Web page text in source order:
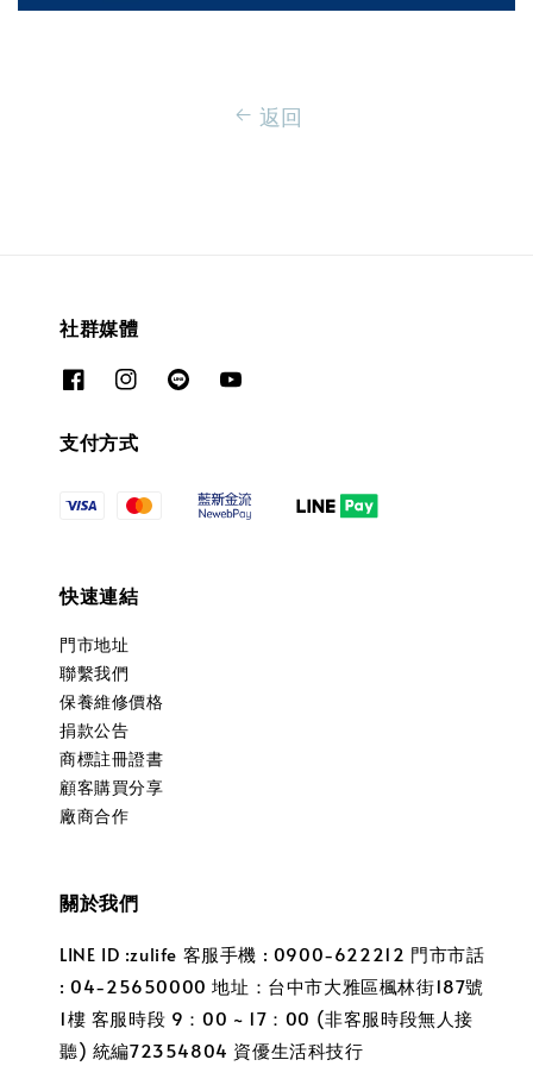
返回
社群媒體
支付方式
快速連結
門市地址
聯繫我們
保養維修價格
捐款公告
商標註冊證書
顧客購買分享
廠商合作
關於我們
LINE ID :zulife 客服手機 : 0900-622212 門市市話
: 04-25650000 地址：台中市大雅區楓林街187號
1樓 客服時段 9：00 ~ 17：00 (非客服時段無人接
聽) 統編72354804 資優生活科技行